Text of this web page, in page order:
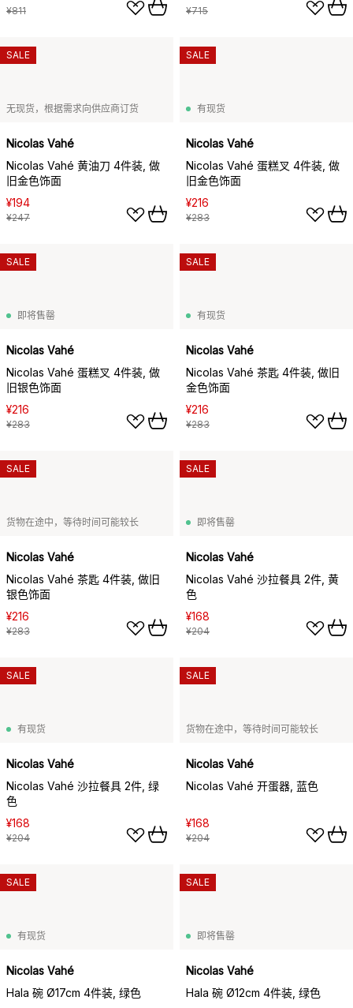
¥811 ¥715
无现货，根据需求向供应商订货
Nicolas Vahé
Nicolas Vahé 黄油刀 4件装, 做
旧金色饰面
¥194
¥247
SALE
有现货
Nicolas Vahé
Nicolas Vahé 蛋糕叉 4件装, 做
旧金色饰面
¥216
¥283
SALE
即将售罄
Nicolas Vahé
Nicolas Vahé 蛋糕叉 4件装, 做
旧银色饰面
¥216
¥283
SALE
有现货
Nicolas Vahé
Nicolas Vahé 茶匙 4件装, 做旧
金色饰面
¥216
¥283
SALE
货物在途中，等待时间可能较长
Nicolas Vahé
Nicolas Vahé 茶匙 4件装, 做旧
银色饰面
¥216
¥283
SALE
即将售罄
Nicolas Vahé
Nicolas Vahé 沙拉餐具 2件, 黄
色
¥168
¥204
SALE
有现货
Nicolas Vahé
Nicolas Vahé 沙拉餐具 2件, 绿
色
¥168
¥204
SALE
货物在途中，等待时间可能较长
Nicolas Vahé
Nicolas Vahé 开蛋器, 蓝色
¥168
¥204
SALE
有现货
Nicolas Vahé
Hala 碗 Ø17cm 4件装, 绿色
SALE
即将售罄
Nicolas Vahé
Hala 碗 Ø12cm 4件装, 绿色
SALE